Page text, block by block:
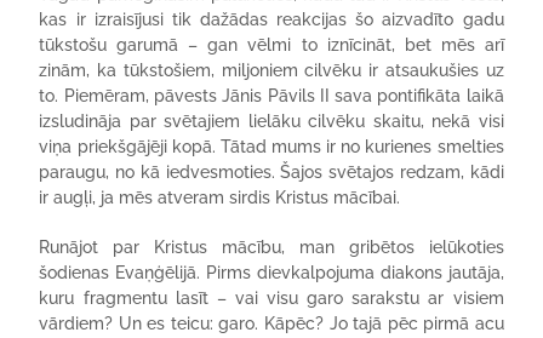
kas ir izraisījusi tik dažādas reakcijas šo aizvadīto gadu
tūkstošu garumā – gan vēlmi to iznīcināt, bet mēs arī
zinām, ka tūkstošiem, miljoniem cilvēku ir atsaukušies uz
to. Piemēram, pāvests Jānis Pāvils II sava pontifikāta laikā
izsludināja par svētajiem lielāku cilvēku skaitu, nekā visi
viņa priekšgājēji kopā. Tātad mums ir no kurienes smelties
paraugu, no kā iedvesmoties. Šajos svētajos redzam, kādi
ir augļi, ja mēs atveram sirdis Kristus mācībai.
Runājot par Kristus mācību, man gribētos ielūkoties
šodienas Evaņģēlijā. Pirms dievkalpojuma diakons jautāja,
kuru fragmentu lasīt – vai visu garo sarakstu ar visiem
vārdiem? Un es teicu: garo. Kāpēc? Jo tajā pēc pirmā acu